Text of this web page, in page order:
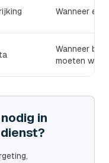
Wanneer e-
Wanneer
moeten
in